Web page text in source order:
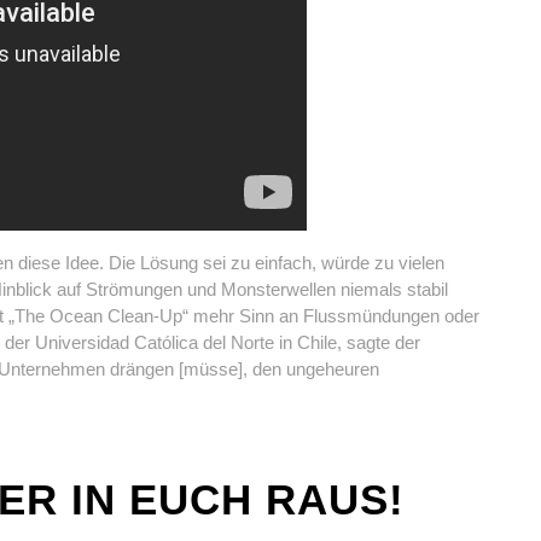
diese Idee. Die Lösung sei zu einfach, würde zu vielen
auf Strömungen und Monsterwellen niemals stabil
Ocean Clean-Up“ mehr Sinn an Flussmündungen oder
Universidad Católica del Norte in Chile, sagte der
drängen [müsse], den ungeheuren
IN EUCH RAUS!